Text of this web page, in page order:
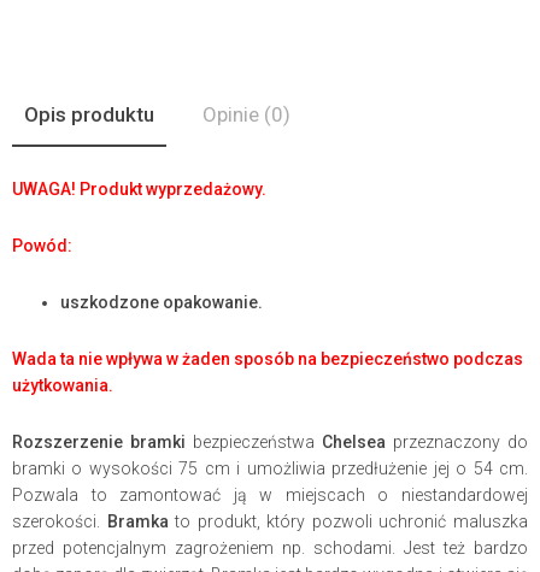
Opis produktu Opinie (0)
UWAGA! Produkt wyprzedażowy.
Powód:
uszkodzone opakowanie.
Wada ta nie wpływa w żaden sposób na bezpieczeństwo podczas
użytkowania.
Rozszerzenie bramki bezpieczeństwa Chelsea przeznaczony do
bramki o wysokości 75 cm i umożliwia przedłużenie jej o 54 cm.
Pozwala to zamontować ją w miejscach o niestandardowej
szerokości.
Bramka to produkt, który pozwoli uchronić maluszka
przed potencjalnym zagrożeniem np. schodami. Jest też bardzo